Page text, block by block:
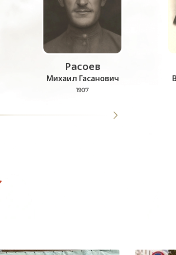
Расоев
Михаил Гасанович
1907